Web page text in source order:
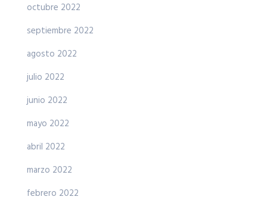
octubre 2022
septiembre 2022
agosto 2022
julio 2022
junio 2022
mayo 2022
abril 2022
marzo 2022
febrero 2022